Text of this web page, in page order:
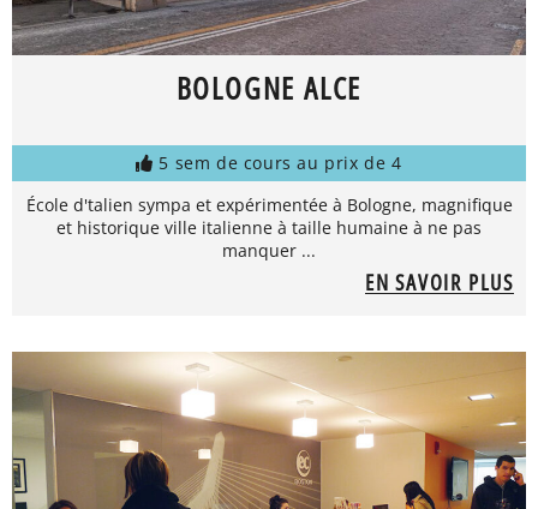
BOLOGNE ALCE
5 sem de cours au prix de 4
École d'talien sympa et expérimentée à Bologne, magnifique
et historique ville italienne à taille humaine à ne pas
manquer ...
EN SAVOIR PLUS